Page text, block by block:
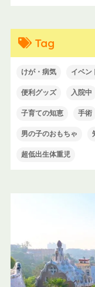
Tag
けが・病気 イベン
便利グッズ 入院中
子育ての知恵 手術
男の子のおもちゃ
超低出生体重児